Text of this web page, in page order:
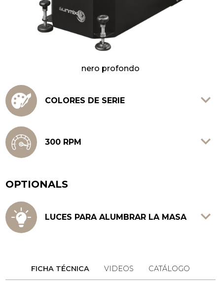
nero profondo
COLORES DE SERIE
300 RPM
breve tiempo en la fase final del amasado
OPTIONALS
LUCES PARA ALUMBRAR LA MASA
preparación.
FICHA TÉCNICA VIDEOS CATÁLOGO